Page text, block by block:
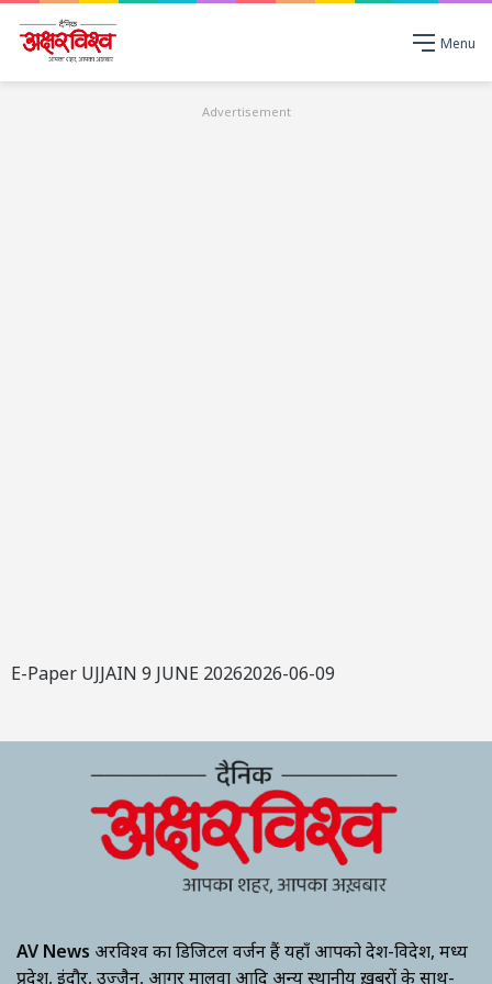
Menu
Advertisement
E-Paper UJJAIN 9 JUNE 20262026-06-09
AV News अक्षरविश्व का डिजिटल वर्जन हैं यहाँ आपको देश-विदेश, मध्य
प्रदेश, इंदौर, उज्जैन, आगर मालवा आदि अन्य स्थानीय ख़बरों के साथ-